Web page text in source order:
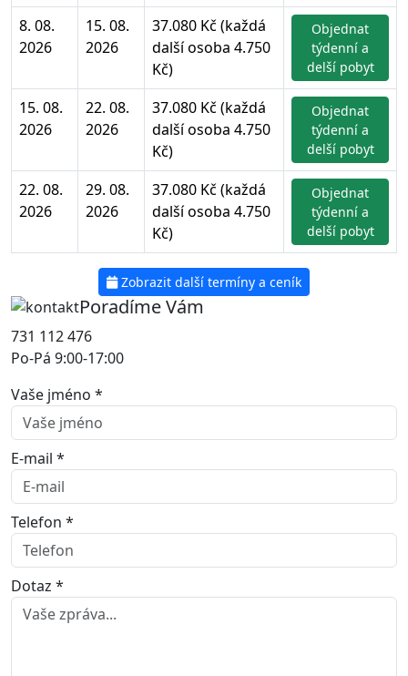
8. 08.
2026
15. 08.
2026
37.080 Kč (každá
další osoba 4.750
Kč)
Objednat
týdenní a
delší pobyt
15. 08.
2026
22. 08.
2026
37.080 Kč (každá
další osoba 4.750
Kč)
Objednat
týdenní a
delší pobyt
22. 08.
2026
29. 08.
2026
37.080 Kč (každá
další osoba 4.750
Kč)
Objednat
týdenní a
delší pobyt
Zobrazit další termíny a ceník
Poradíme Vám
731 112 476
Po-Pá 9:00-17:00
Vaše jméno *
E-mail *
Telefon *
Dotaz *